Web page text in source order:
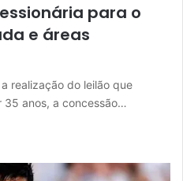
para o
e áreas
realização do leilão que
35 anos, a concessão…